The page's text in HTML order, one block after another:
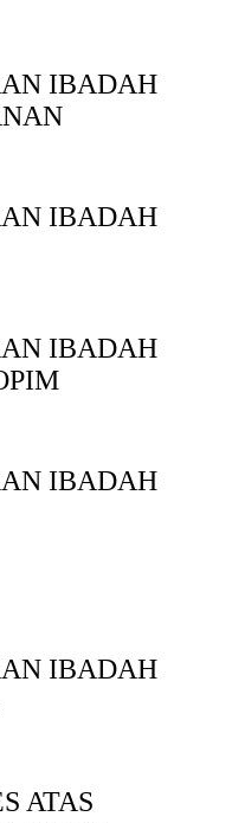
IBADAH
IBADAH
IBADAH
IBADAH
IBADAH
ATAS